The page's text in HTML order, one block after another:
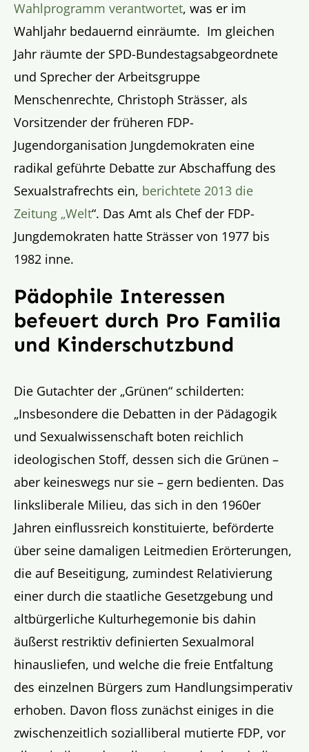
Wahlprogramm verantwortet, was er im
Wahljahr bedauernd einräumte. Im gleichen
Jahr räumte der SPD-Bundestagsabgeordnete
und Sprecher der Arbeitsgruppe
Menschenrechte, Christoph Strässer, als
Vorsitzender der früheren FDP-
Jugendorganisation Jungdemokraten eine
radikal geführte Debatte zur Abschaffung des
Sexualstrafrechts ein, berichtete 2013 die
Zeitung „Welt“. Das Amt als Chef der FDP-
Jungdemokraten hatte Strässer von 1977 bis
1982 inne.
Pädophile Interessen
befeuert durch Pro Familia
und Kinderschutzbund
Die Gutachter der „Grünen“ schilderten:
„Insbesondere die Debatten in der Pädagogik
und Sexualwissenschaft boten reichlich
ideologischen Stoff, dessen sich die Grünen –
aber keineswegs nur sie – gern bedienten. Das
linksliberale Milieu, das sich in den 1960er
Jahren einflussreich konstituierte, beförderte
über seine damaligen Leitmedien Erörterungen,
die auf Beseitigung, zumindest Relativierung
einer durch die staatliche Gesetzgebung und
altbürgerliche Kulturhegemonie bis dahin
äußerst restriktiv definierten Sexualmoral
hinausliefen, und welche die freie Entfaltung
des einzelnen Bürgers zum Handlungsimperativ
erhoben. Davon floss zunächst einiges in die
zwischenzeitlich sozialliberal mutierte FDP, vor